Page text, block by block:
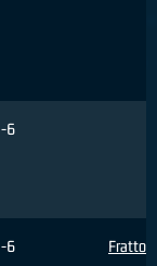
-6
-6
Fratto